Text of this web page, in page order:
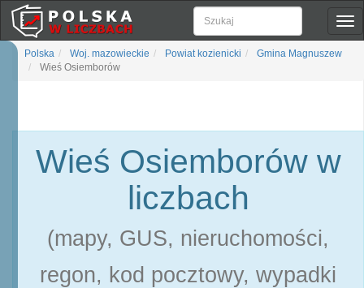
Polska Woj. mazowieckie Powiat kozienicki
Gmina Magnuszew
Wieś Osiemborów
Wieś Osiemborów w
liczbach
(mapy, GUS, nieruchomości,
regon, kod pocztowy, wypadki